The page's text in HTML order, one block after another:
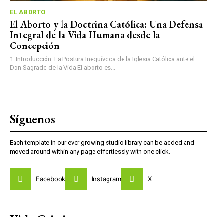
EL ABORTO
El Aborto y la Doctrina Católica: Una Defensa
Integral de la Vida Humana desde la
Concepción
1. Introducción: La Postura Inequívoca de la Iglesia Católica ante el
Don Sagrado de la Vida El aborto es...
Síguenos
Each template in our ever growing studio library can be added and
moved around within any page effortlessly with one click.
Facebook Instagram X